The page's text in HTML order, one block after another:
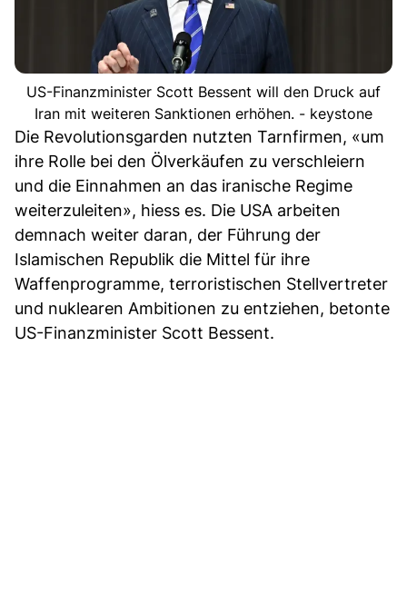
US-Finanzminister Scott Bessent will den Druck auf
Iran mit weiteren Sanktionen erhöhen. - keystone
Die Revolutionsgarden nutzten Tarnfirmen, «um
ihre Rolle bei den Ölverkäufen zu verschleiern
und die Einnahmen an das iranische Regime
weiterzuleiten», hiess es. Die USA arbeiten
demnach weiter daran, der Führung der
Islamischen Republik die Mittel für ihre
Waffenprogramme, terroristischen Stellvertreter
und nuklearen Ambitionen zu entziehen, betonte
US-Finanzminister Scott Bessent.